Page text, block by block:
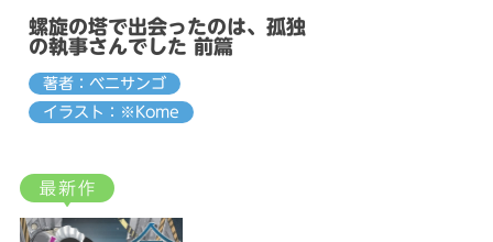
螺旋の塔で出会ったのは、孤独
の執事さんでした 前篇
著者：ベニサンゴ
イラスト：※Kome